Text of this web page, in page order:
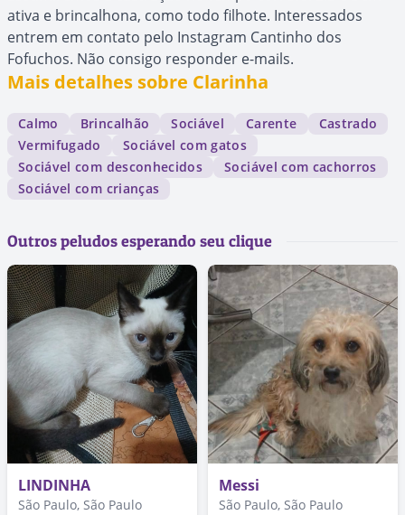
ativa e brincalhona, como todo filhote. Interessados
entrem em contato pelo Instagram Cantinho dos
Fofuchos. Não consigo responder e-mails.
Mais detalhes sobre Clarinha
Calmo Brincalhão Sociável Carente
Castrado
Vermifugado
Sociável com gatos
Sociável com desconhecidos
Sociável com cachorros
Sociável com crianças
Outros peludos esperando seu clique
LINDINHA
São Paulo, São Paulo
Messi
São Paulo, São Paulo